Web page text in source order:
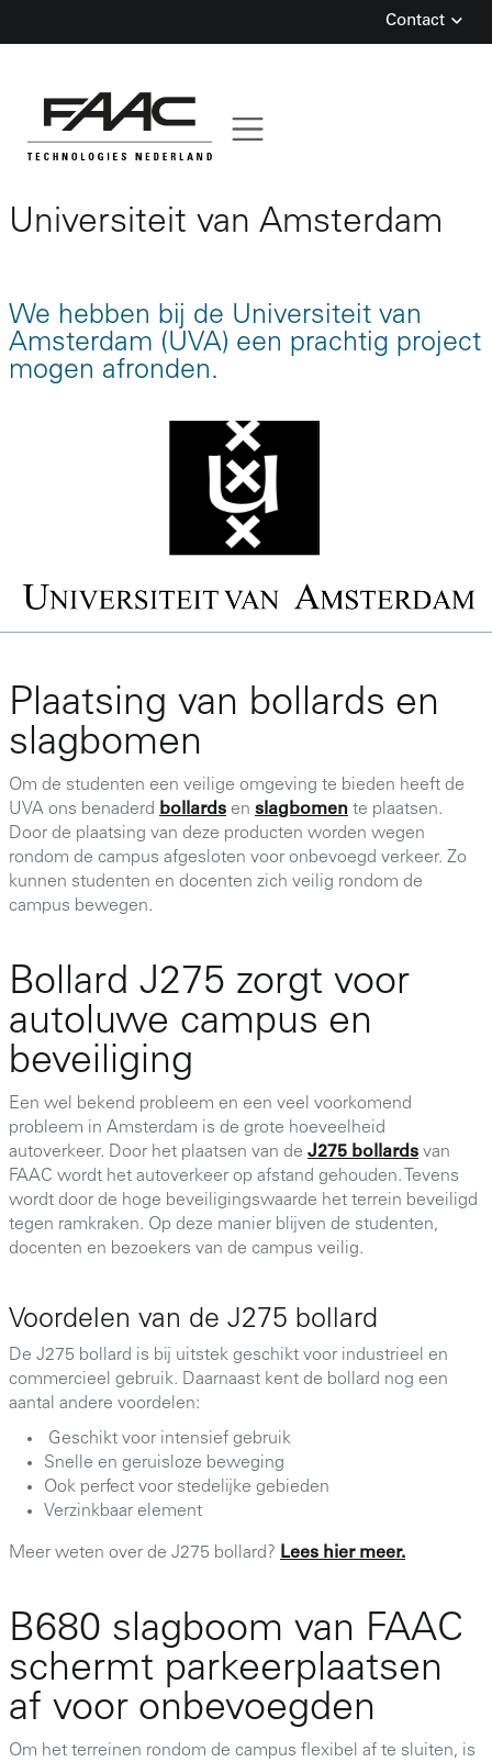
to
Contact
Universiteit van Amsterdam
We hebben bij de Universiteit van
Amsterdam (UVA) een prachtig project
mogen afronden.
Plaatsing van bollards en
slagbomen
Om de studenten een veilige omgeving te bieden heeft de
UVA ons benaderd bollards en slagbomen te plaatsen.
Door de plaatsing van deze producten worden wegen
rondom de campus afgesloten voor onbevoegd verkeer. Zo
kunnen studenten en docenten zich veilig rondom de
campus bewegen.
Bollard J275 zorgt voor
autoluwe campus en
beveiliging
Een wel bekend probleem en een veel voorkomend
probleem in Amsterdam is de grote hoeveelheid
autoverkeer. Door het plaatsen van de J275 bollards van
FAAC wordt het autoverkeer op afstand gehouden. Tevens
wordt door de hoge beveiligingswaarde het terrein beveiligd
tegen ramkraken. Op deze manier blijven de studenten,
docenten en bezoekers van de campus veilig.
Voordelen van de J275 bollard
De J275 bollard is bij uitstek geschikt voor industrieel en
commercieel gebruik. Daarnaast kent de bollard nog een
aantal andere voordelen:
Geschikt voor intensief gebruik
Snelle en geruisloze beweging
Ook perfect voor stedelijke gebieden
Verzinkbaar element
Meer weten over de J275 bollard? Lees hier meer.
B680 slagboom van FAAC
schermt parkeerplaatsen
af voor onbevoegden
Om het terreinen rondom de campus flexibel af te sluiten, is